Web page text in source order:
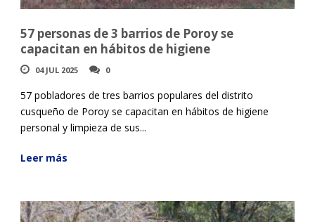
57 personas de 3 barrios de Poroy se
capacitan en hábitos de higiene
04 JUL 2025 0
57 pobladores de tres barrios populares del distrito
cusqueño de Poroy se capacitan en hábitos de higiene
personal y limpieza de sus...
Leer más